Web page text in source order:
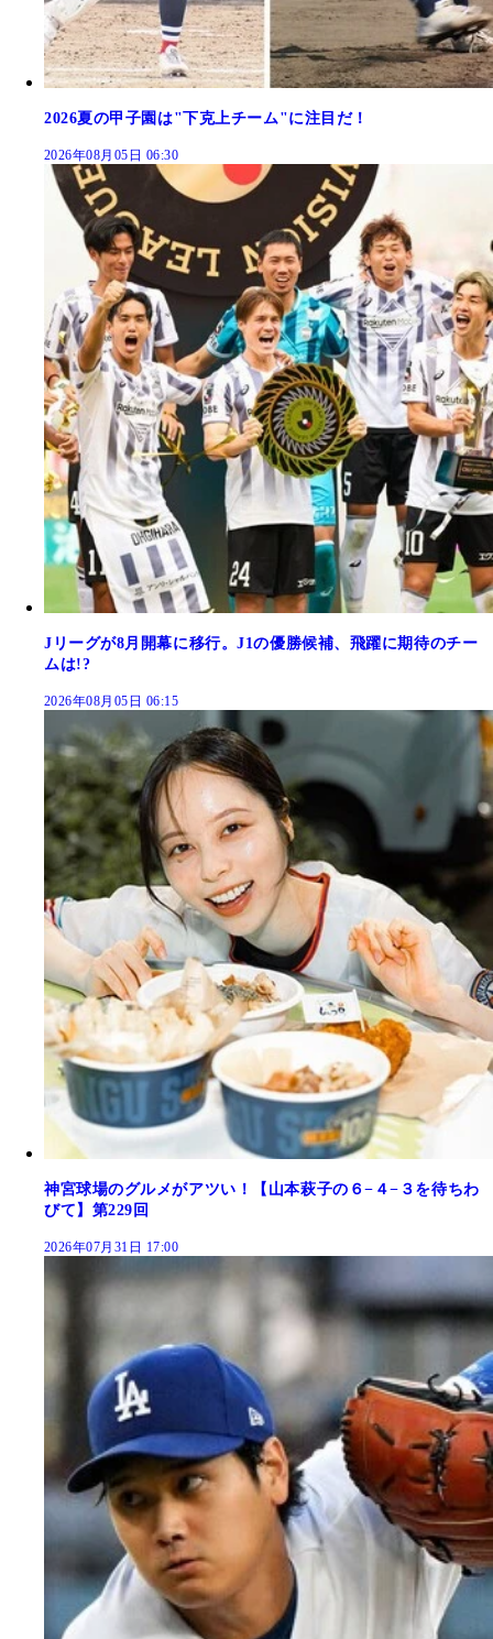
2026夏の甲子園は"下克上チーム"に注目だ！
2026年08月05日 06:30
Jリーグが8月開幕に移行。J1の優勝候補、飛躍に期待のチー
ムは!?
2026年08月05日 06:15
神宮球場のグルメがアツい！【山本萩子の６−４−３を待ちわ
びて】第229回
2026年07月31日 17:00